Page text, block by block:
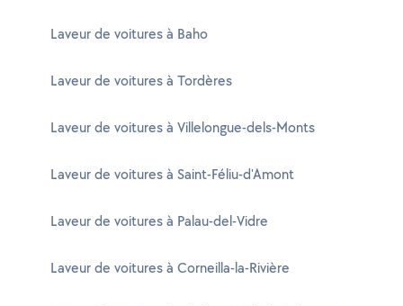
Laveur de voitures à Baho
Laveur de voitures à Tordères
Laveur de voitures à Villelongue-dels-Monts
Laveur de voitures à Saint-Féliu-d'Amont
Laveur de voitures à Palau-del-Vidre
Laveur de voitures à Corneilla-la-Rivière